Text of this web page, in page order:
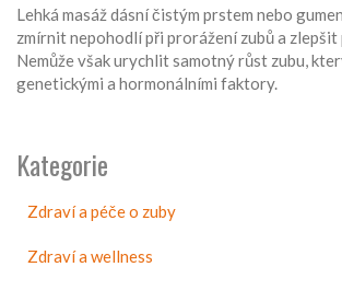
Lehká masáž dásní čistým prstem nebo
zmírnit nepohodlí při prorážení zubů a
Nemůže však urychlit samotný růst zubu,
genetickými a hormonálními faktory.
Kategorie
Zdraví a péče o zuby
Zdraví a wellness